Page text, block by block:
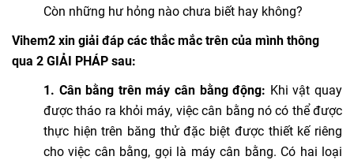
Còn những hư hỏng nào chưa biết hay không?
Vihem2 xin giải đáp các thắc mắc trên của mình thông
qua 2 GIẢI PHÁP sau:
1. Cân bằng trên máy cân bằng động: Khi vật quay
được tháo ra khỏi máy, việc cân bằng nó có thể được
thực hiện trên băng thử đặc biệt được thiết kế riêng
cho việc cân bằng, gọi là máy cân bằng. Có hai loại